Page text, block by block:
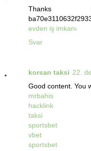
Thanks
evden iş imkanı
Svar
korsan taksi 22.
Good content. You
mrbahis
hacklink
taksi
sportsbet
vbet
sportsbet